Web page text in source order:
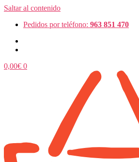
Saltar al contenido
Pedidos por teléfono: 963 851 470
0,00€ 0